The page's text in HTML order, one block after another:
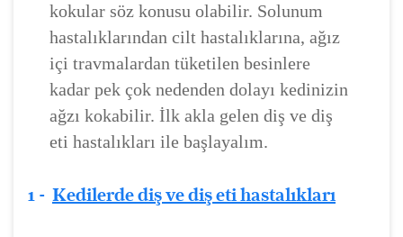
kokular söz konusu olabilir. Solunum
hastalıklarından cilt hastalıklarına, ağız
içi travmalardan tüketilen besinlere
kadar pek çok nedenden dolayı kedinizin
ağzı kokabilir. İlk akla gelen diş ve diş
eti hastalıkları ile başlayalım.
1 - Kedilerde diş ve diş eti hastalıkları